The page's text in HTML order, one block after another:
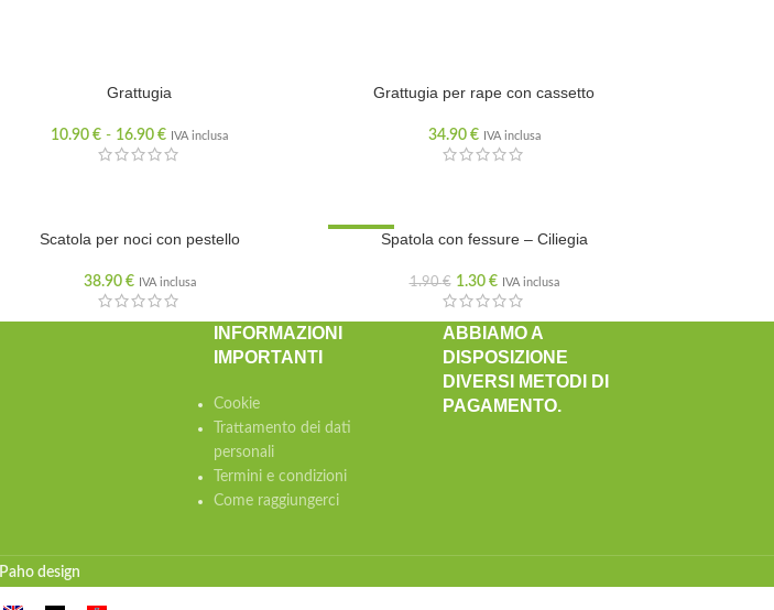
Grattugia
10.90 € - 16.90 € IVA inclusa
Grattugia per rape con cassetto
34.90 € IVA inclusa
Scatola per noci con pestello
38.90 € IVA inclusa
SCONTATOSpatola con fessure – Ciliegia
1.90€ 1.30 € IVA inclusa
INFORMAZIONI
IMPORTANTI
Cookie
Trattamento dei dati
personali
Termini e condizioni
Come raggiungerci
ABBIAMO A
DISPOSIZIONE
DIVERSI METODI DI
PAGAMENTO.
Paho design